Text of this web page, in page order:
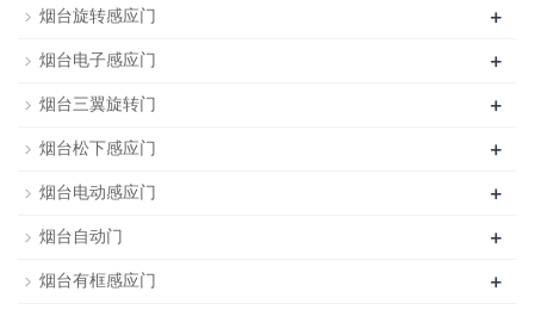
烟台旋转感应门 +
烟台电子感应门 +
烟台三翼旋转门 +
烟台松下感应门 +
烟台电动感应门 +
烟台自动门 +
烟台有框感应门 +